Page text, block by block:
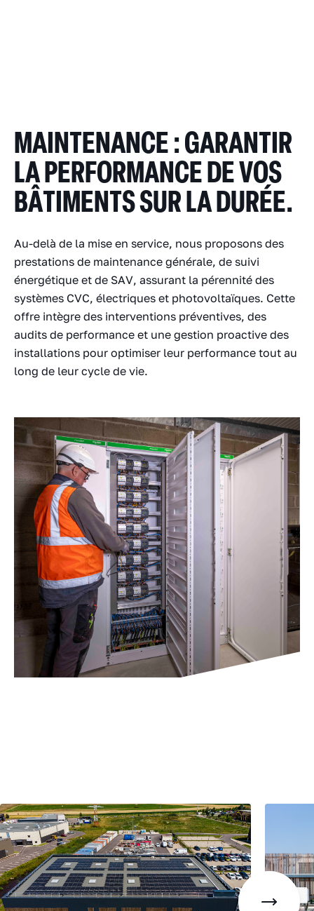
MAINTENANCE : GARANTIR
LA PERFORMANCE DE VOS
BÂTIMENTS SUR LA DURÉE.
Au-delà de la mise en service, nous proposons des
prestations de maintenance générale, de suivi
énergétique et de SAV, assurant la pérennité des
systèmes CVC, électriques et photovoltaïques. Cette
offre intègre des interventions préventives, des
audits de performance et une gestion proactive des
installations pour optimiser leur performance tout au
long de leur cycle de vie.